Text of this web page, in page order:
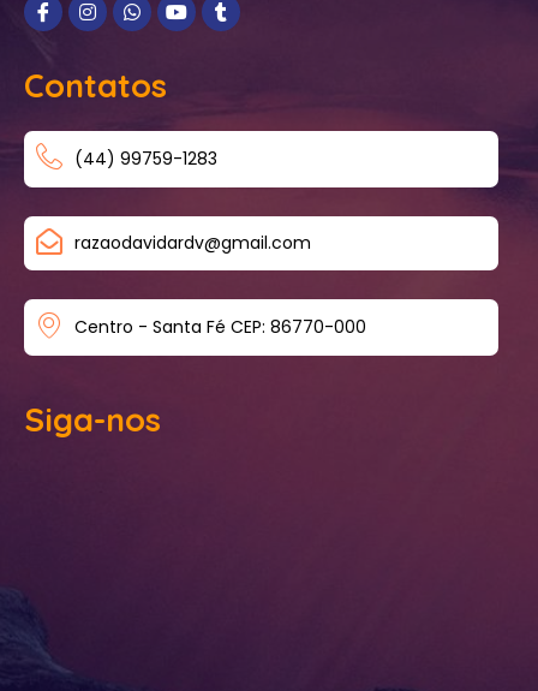
Contatos
(44) 99759-1283
razaodavidardv@gmail.com
Centro - Santa Fé CEP: 86770-000
Siga-nos